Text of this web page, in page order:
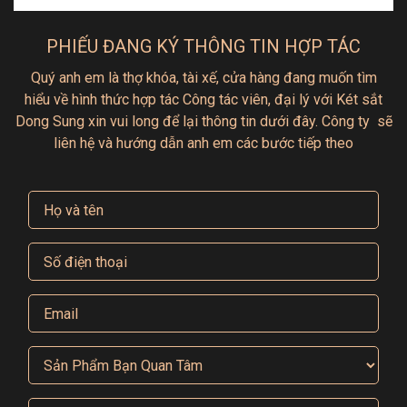
Ưu điểm két sắt gia đình Dong Sung
Đặc điểm nổi bật của két sắt gia đình Dong Sung là
khả năng chống cháy, chống cắt ( với hệ thống chốt
khóa xoay tròn 360 chạy theo khi bị cắt) và chống
độ và chất liệu thép nhũ sơn theo chuẩn Châu Âu -
Burglary Resistant Safes nên két sắt gia đình Dong
PHIẾU ĐANG KÝ THÔNG TIN HỢP TÁC
Quý anh em là thợ khóa, tài xế, cửa hàng đang muốn tìm
hiểu về hình thức hợp tác Công tác viên, đại lý với Két sắt
Dong Sung xin vui long để lại thông tin dưới đây. Công ty sẽ
liên hệ và hướng dẫn anh em các bước tiếp theo